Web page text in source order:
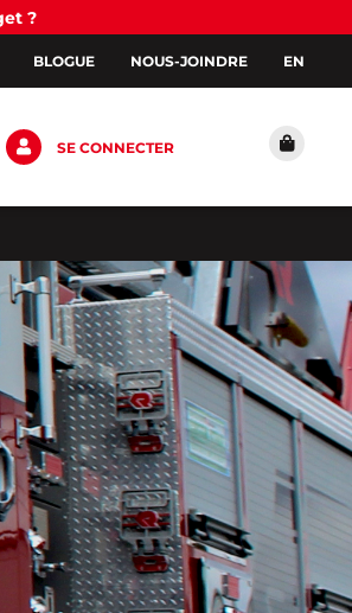
?
BLOGUE NOUS-JOINDRE EN
SE CONNECTER